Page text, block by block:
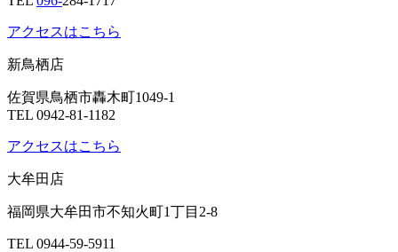
アクセスはこちら
新鳥栖店
佐賀県鳥栖市轟木町1049-1
TEL 0942-81-1182
アクセスはこちら
大牟田店
福岡県大牟田市不知火町1丁目2-8
TEL 0944-59-5911